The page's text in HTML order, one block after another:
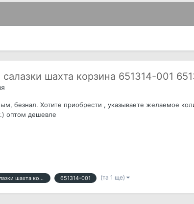
шахта корзина 651314-001
безнал. Хотите приобрести , указываете желаемое
оптом дешевле
hp gen8 gen9 3.5 карманы салазки шахта корзина 651314-001 651320-001 651314-001 (та 1 ще)